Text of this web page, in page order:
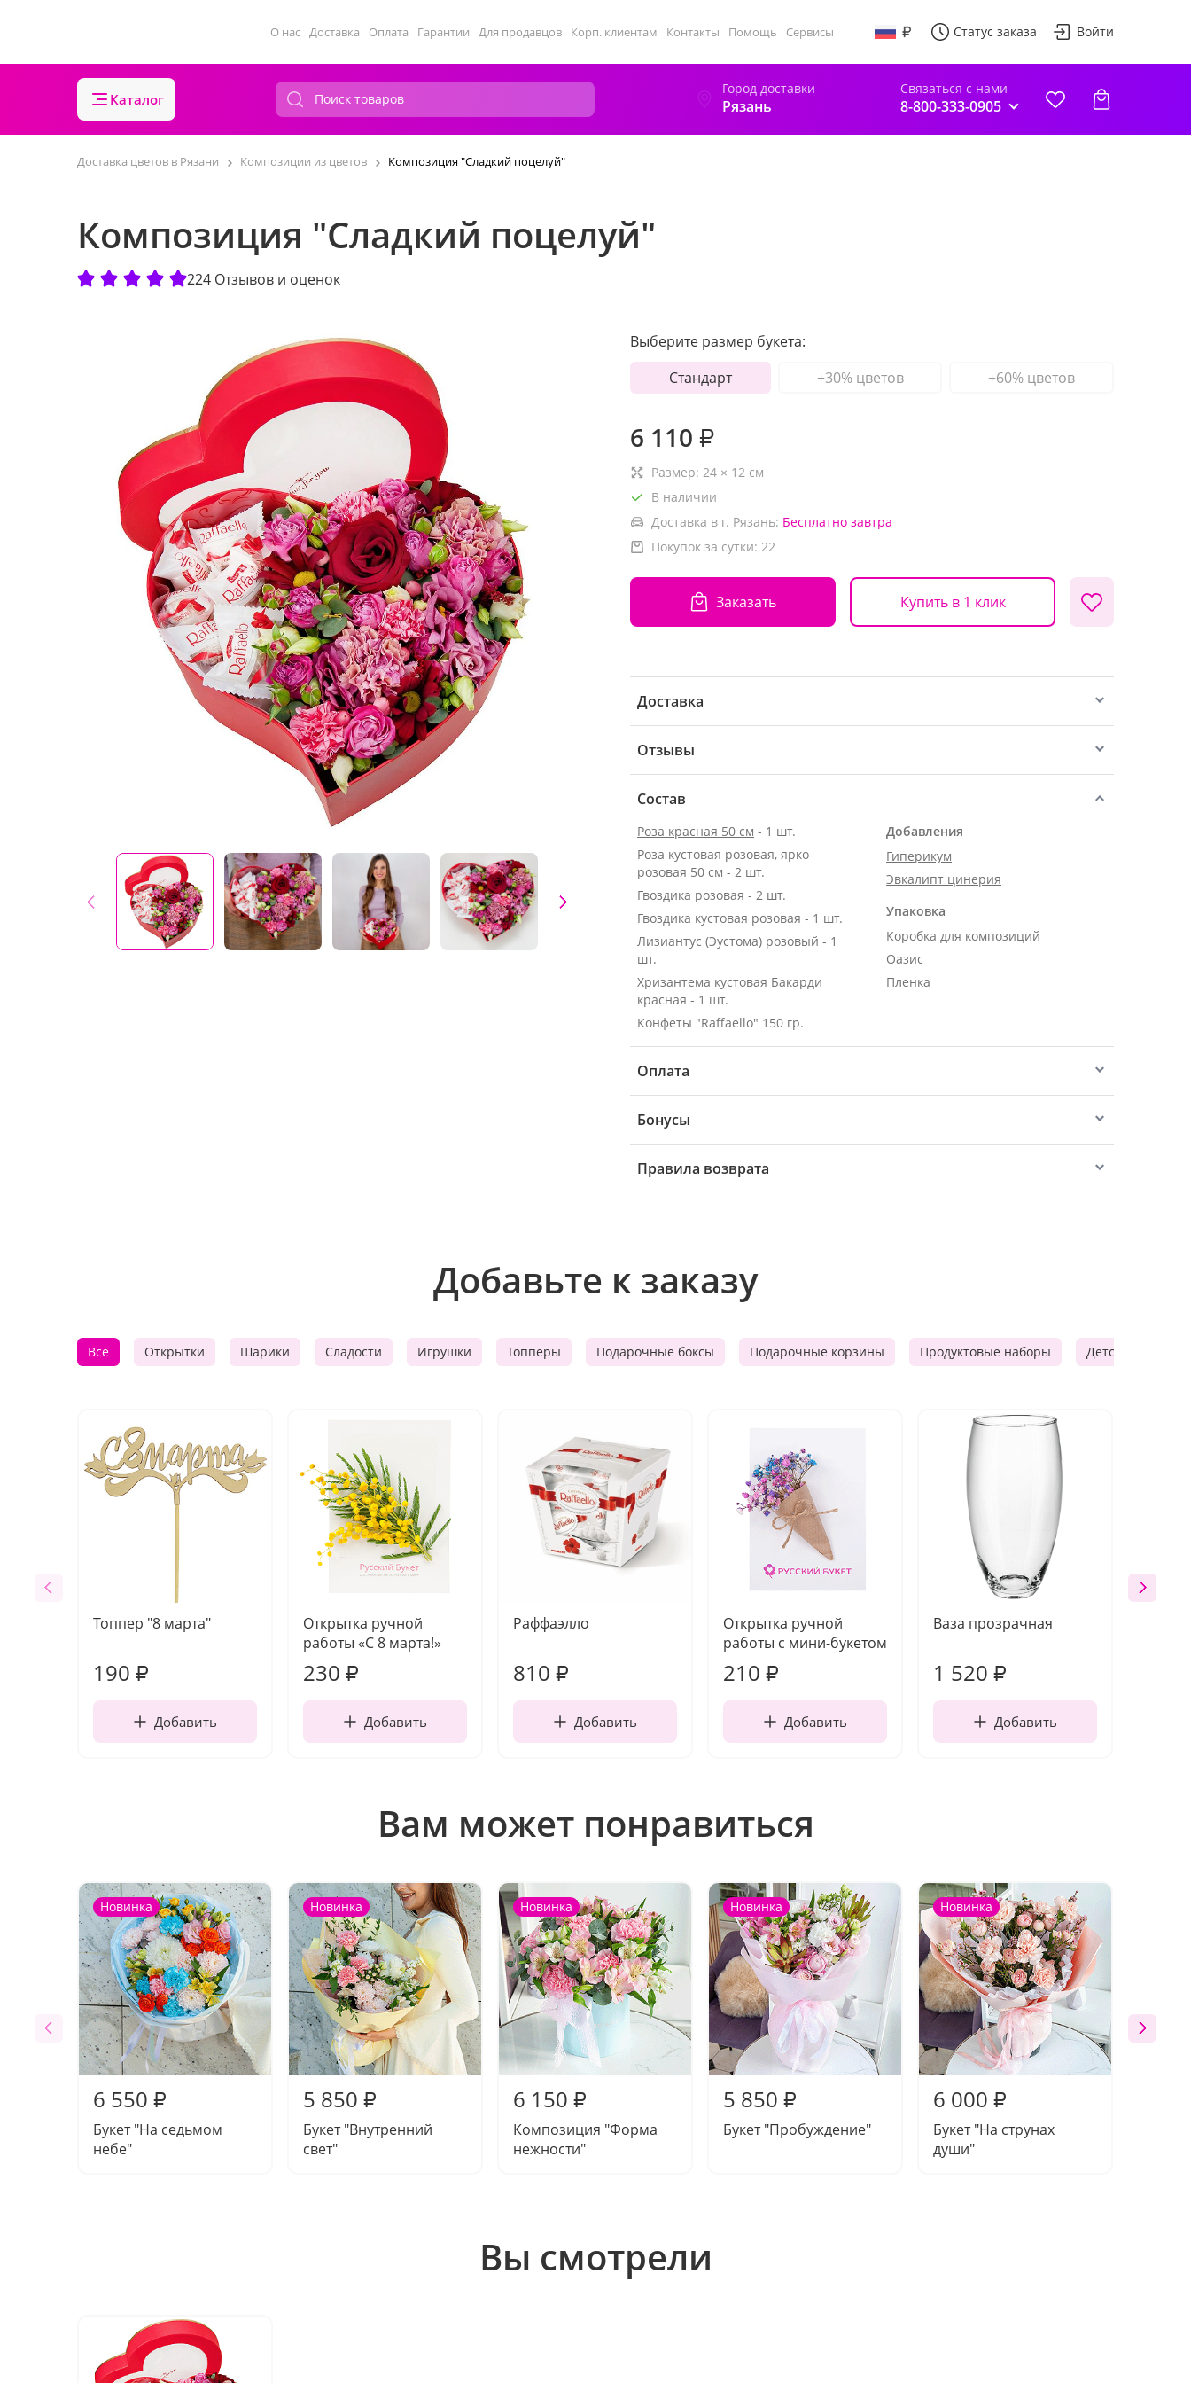
О нас Доставка Оплата Гарантии Для продавцов Корп. клиентам Контакты Помощь Сервисы Статус заказа Войти
Каталог
Город доставки
Рязань
Связаться с нами
8-800-333-0905
Доставка цветов в Рязани Композиции из цветов Композиция "Сладкий поцелуй"
Композиция "Сладкий поцелуй"
224 Отзывов и оценок
Выберите размер букета:
Стандарт
+30% цветов +60% цветов
6 110 ₽
Размер: 24 × 12 см
В наличии
Доставка в г. Рязань: Бесплатно завтра
Покупок за сутки: 22
Заказать Купить в 1 клик
Доставка
Отзывы
Состав
Роза красная 50 см - 1 шт.
Роза кустовая розовая, ярко-
розовая 50 см - 2 шт.
Гвоздика розовая - 2 шт.
Гвоздика кустовая розовая - 1 шт.
Лизиантус (Эустома) розовый - 1
шт.
Хризантема кустовая Бакарди
красная - 1 шт.
Конфеты "Raffaello" 150 гр.
Добавления
Гиперикум
Эвкалипт цинерия
Упаковка
Коробка для композиций
Оазис
Пленка
Оплата
Бонусы
Правила возврата
Добавьте к заказу
Все Открытки Шарики Сладости Игрушки Топперы Подарочные боксы Подарочные корзины Продуктовые наборы Детские подарки
Топпер "8 марта"
190 ₽
Добавить
Открытка ручной
работы «С 8 марта!»
230 ₽
Добавить
Раффаэлло
810 ₽
Добавить
Открытка ручной
работы с мини-букетом
210 ₽
Добавить
Ваза прозрачная
1 520 ₽
Добавить
Вам может понравиться
Новинка
6 550 ₽
Букет "На седьмом
небе"
Новинка
5 850 ₽
Букет "Внутренний
свет"
Новинка
6 150 ₽
Композиция "Форма
нежности"
Новинка
5 850 ₽
Букет "Пробуждение"
Новинка
6 000 ₽
Букет "На струнах
души"
Вы смотрели